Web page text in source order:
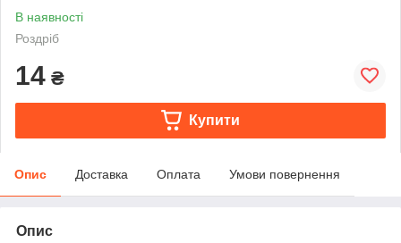
В наявності
Роздріб
14 ₴
Купити
Опис Доставка Оплата Умови повернення
Опис